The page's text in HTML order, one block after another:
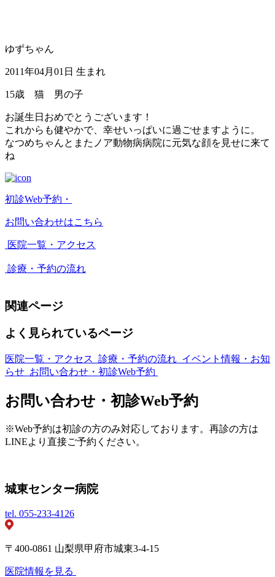
ゆずちゃん
2011年04月01日 生まれ
15歳 猫 男の子
お誕生日おめでとうございます！
これからも健やかで、幸せいっぱいに過ごせますように。
なつめちゃんとまたノア動物病病院に元気な顔を見せに来て
ね
初診Web予約・
お問い合わせはこちら
医院一覧・アクセス
診療・予約の流れ
関連ページ
よく見られているページ
医院一覧・アクセス 診療・予約の流れ イベント情報・お知
らせ お問い合わせ・初診Web予約
お問い合わせ・初診Web予約
※Web予約は初診の方のみ対応しております。再診の方は
LINEより直接ご予約ください。
城東センター病院
tel. 055-233-4126
〒400-0861 山梨県甲府市城東3-4-15
医院情報を見る